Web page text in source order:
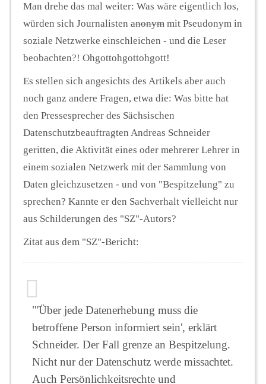
Man drehe das mal weiter: Was wäre eigentlich los,
würden sich Journalisten anonym mit Pseudonym in
soziale Netzwerke einschleichen - und die Leser
beobachten?! Ohgottohgottohgott!
Es stellen sich angesichts des Artikels aber auch
noch ganz andere Fragen, etwa die: Was bitte hat
den Pressesprecher des Sächsischen
Datenschutzbeauftragten Andreas Schneider
geritten, die Aktivität eines oder mehrerer Lehrer in
einem sozialen Netzwerk mit der Sammlung von
Daten gleichzusetzen - und von "Bespitzelung" zu
sprechen? Kannte er den Sachverhalt vielleicht nur
aus Schilderungen des "SZ"-Autors?
Zitat aus dem "SZ"-Bericht:
"'Über jede Datenerhebung muss die
betroffene Person informiert sein', erklärt
Schneider. Der Fall grenze an Bespitzelung.
Nicht nur der Datenschutz werde missachtet.
Auch Persönlichkeitsrechte und